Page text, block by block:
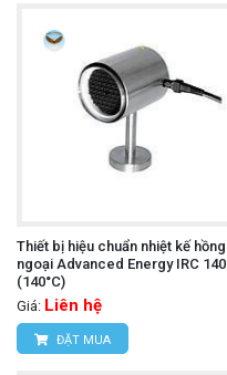
Thiết bị hiệu chuẩn nhiệt kế hồng
ngoại Advanced Energy IRC 140
(140°C)
Giá: Liên hệ
ĐẶT MUA